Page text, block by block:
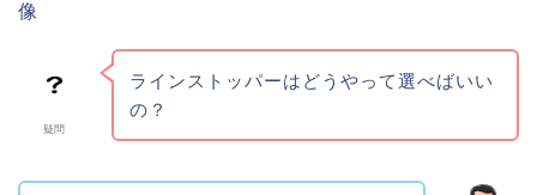
疑問
ラインストッパーはどうやって選べばいい
の？